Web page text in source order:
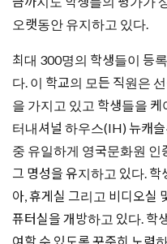
학교위치
뉴카슬은 런던에서 기차로
변의 대도시로 이동하기에
까운 유럽여행하기에도 지
뮤지엄 및 갤러리, 그리고
한 조형물 등 볼거리가 많
내 중심에 있어 지하철역과
매우 편리하다.